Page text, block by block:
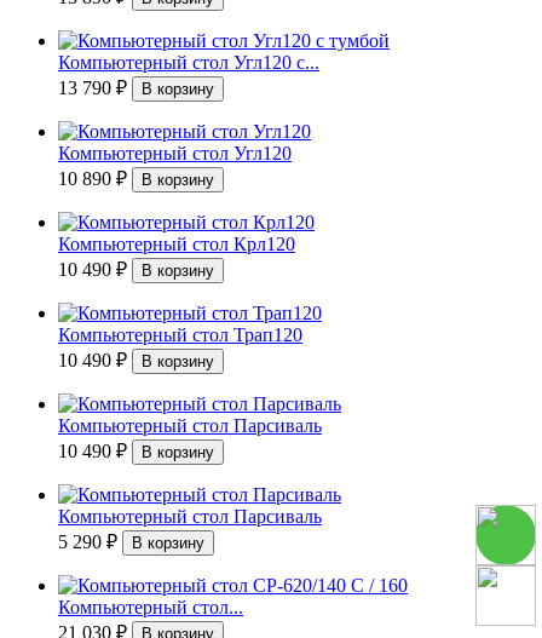
Компьютерный стол Угл120 с...
13 790 ₽
Компьютерный стол Угл120
10 890 ₽
Компьютерный стол Крл120
10 490 ₽
Компьютерный стол Трап120
10 490 ₽
Компьютерный стол Парсиваль
10 490 ₽
Компьютерный стол Парсиваль
5 290 ₽
Компьютерный стол...
21 030 ₽